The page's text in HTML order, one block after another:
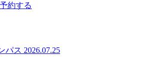
予約する
パス 2026.07.25